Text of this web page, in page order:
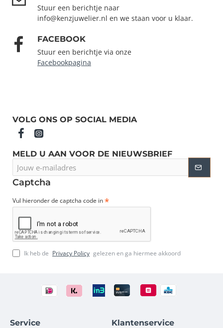
Stuur een berichtje naar
info@kenzjuwelier.nl en we staan voor u klaar.
FACEBOOK
Stuur een berichtje via onze
Facebookpagina
VOLG ONS OP SOCIAL MEDIA
MELD U AAN VOOR DE NIEUWSBRIEF
e-
mailadres
Captcha
Vul hieronder de captcha code in
Ik heb de Privacy Policy gelezen en ga hiermee akkoord
Service Klantenservice